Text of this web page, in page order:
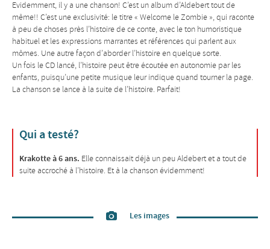
Evidemment, il y a une chanson! C’est un album d’Aldebert tout de
même!! C’est une exclusivité: le titre « Welcome le Zombie », qui raconte
à peu de choses près l’histoire de ce conte, avec le ton humoristique
habituel et les expressions marrantes et références qui parlent aux
mômes. Une autre façon d’aborder l’histoire en quelque sorte.
Un fois le CD lancé, l’histoire peut être écoutée en autonomie par les
enfants, puisqu’une petite musique leur indique quand tourner la page.
La chanson se lance à la suite de l’histoire. Parfait!
Qui a testé?
Krakotte à 6 ans. Elle connaissait déjà un peu Aldebert et a tout de
suite accroché à l’histoire. Et à la chanson évidemment!
Les images